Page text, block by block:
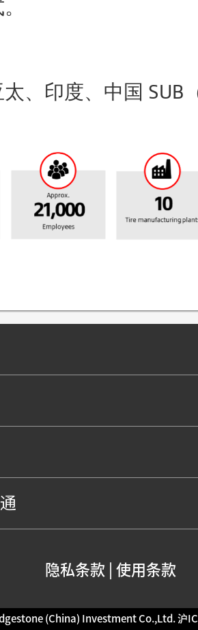
、印度、中国 SUB
隐私条款 | 使用条款
(China) Investment Co.,Ltd.沪